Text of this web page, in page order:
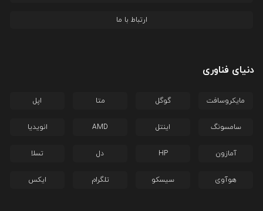
ارتباط با ما
دنیای فناوری
مایکروسافت گوگل متا اپل
سامسونگ اینتل AMD انویدیا
آمازون HP دل تسلا
هوآوی سیسکو تلگرام ایکس